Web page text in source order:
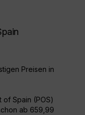
Preisen in
of Spain (POS)
ab 659,99